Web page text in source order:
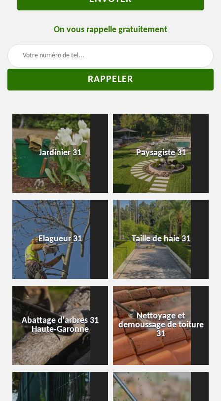
On vous rappelle gratuitement
Jardinier 31 Paysagiste 31
Elagueur 31 Taille de haie 31
Abattage d'arbres 31
Haute-Garonne
Nettoyage et
demoussage de toiture
31